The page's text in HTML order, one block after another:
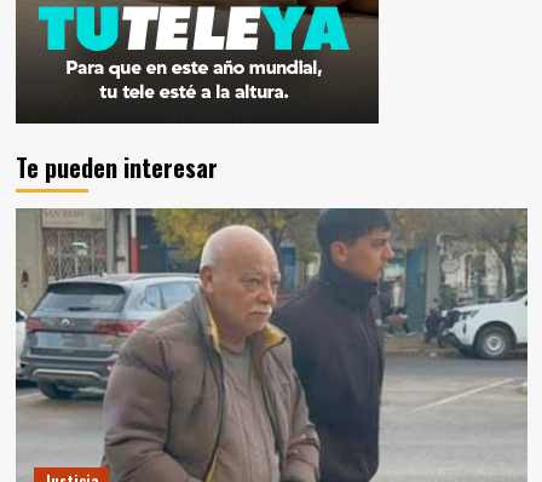
Te pueden interesar